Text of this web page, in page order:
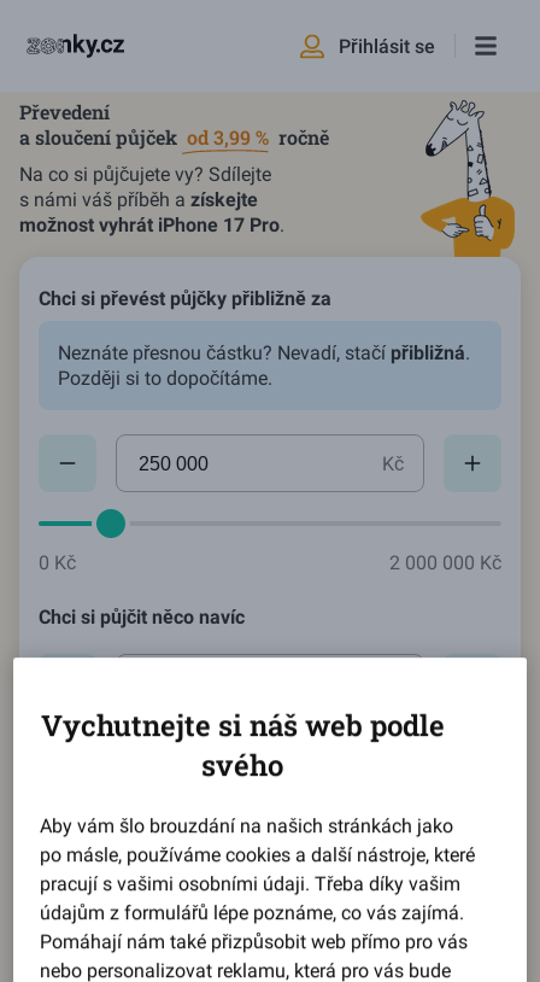
Přihlásit se
Převedení
a sloučení půjček od 3,99 % ročně
Na co si půjčujete vy? Sdílejte
s námi váš příběh a získejte
možnost vyhrát iPhone 17 Pro.
Chci si převést půjčky přibližně za
Neznáte přesnou částku? Nevadí, stačí přibližná.
Později si to dopočítáme.
Kč
Aktuální hodnota:
0 Kč 2 000 000 Kč
Chci si půjčit něco navíc
Aktuální hodnota:250000
Nově chci splácet
Kč
Aktuální hodnota:5169
Vychutnejte si náš web podle
svého
Aby vám šlo brouzdání na našich stránkách jako
po másle, používáme cookies a další nástroje, které
pracují s vašimi osobními údaji. Třeba díky vašim
údajům z formulářů lépe poznáme, co vás zajímá.
Pomáhají nám také přizpůsobit web přímo pro vás
nebo personalizovat reklamu, která pro vás bude